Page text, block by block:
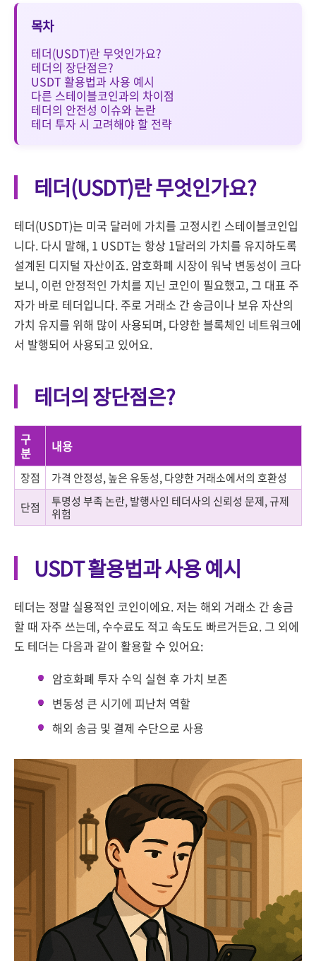
목차
테더(USDT)란 무엇인가요?
테더의 장단점은?
USDT 활용법과 사용 예시
다른 스테이블코인과의 차이점
테더의 안전성 이슈와 논란
테더 투자 시 고려해야 할 전략
테더(USDT)란 무엇인가요?
테더(USDT)는 미국 달러에 가치를 고정시킨 스테이블코인입
니다. 다시 말해, 1 USDT는 항상 1달러의 가치를 유지하도록
설계된 디지털 자산이죠. 암호화폐 시장이 워낙 변동성이 크다
보니, 이런 안정적인 가치를 지닌 코인이 필요했고, 그 대표 주
자가 바로 테더입니다. 주로 거래소 간 송금이나 보유 자산의
가치 유지를 위해 많이 사용되며, 다양한 블록체인 네트워크에
서 발행되어 사용되고 있어요.
테더의 장단점은?
구
분
내용
장점
가격 안정성, 높은 유동성, 다양한 거래소에서의 호환성
단점
투명성 부족 논란, 발행사인 테더사의 신뢰성 문제, 규제
위험
USDT 활용법과 사용 예시
테더는 정말 실용적인 코인이에요. 저는 해외 거래소 간 송금
할 때 자주 쓰는데, 수수료도 적고 속도도 빠르거든요. 그 외에
도 테더는 다음과 같이 활용할 수 있어요:
암호화폐 투자 수익 실현 후 가치 보존
변동성 큰 시기에 피난처 역할
해외 송금 및 결제 수단으로 사용